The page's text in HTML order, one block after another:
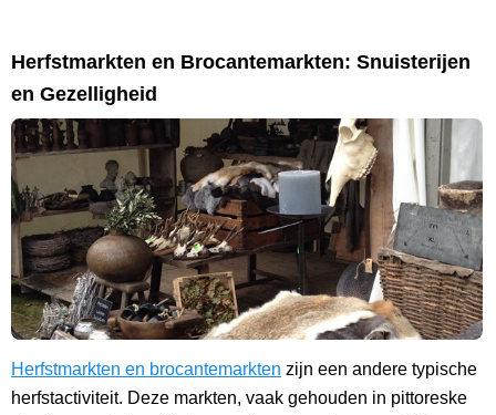
Herfstmarkten en Brocantemarkten: Snuisterijen
en Gezelligheid
Herfstmarkten en brocantemarkten zijn een andere typische
herfstactiviteit. Deze markten, vaak gehouden in pittoreske